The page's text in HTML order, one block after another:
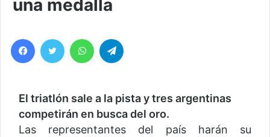
una medalla
El triatlón sale a la pista y tres argentinas
competirán en busca del oro.
Las representantes del país harán su